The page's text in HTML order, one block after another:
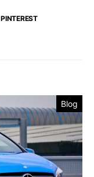
PINTEREST
Blog